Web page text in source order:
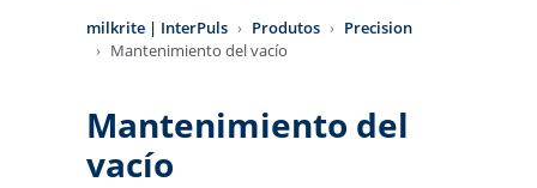
milkrite | InterPuls Produtos
Precision
Mantenimiento del vacío
Mantenimiento del
vacío